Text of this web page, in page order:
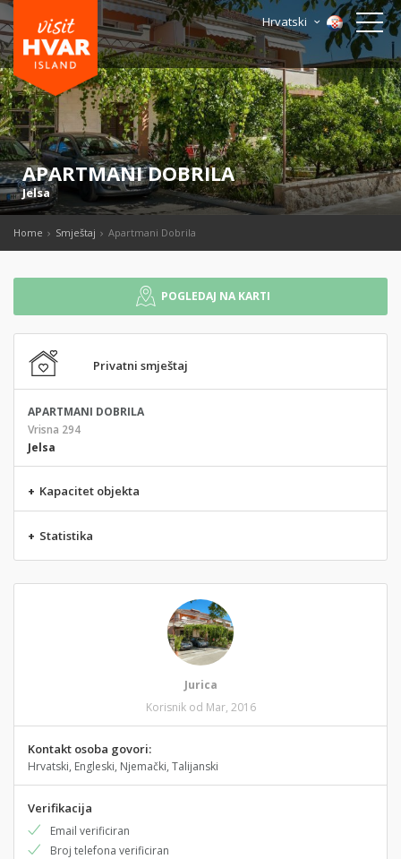
Hrvatski
APARTMANI DOBRILA
Jelsa
Home Smještaj Apartmani Dobrila
POGLEDAJ NA KARTI
Privatni smještaj
APARTMANI DOBRILA
Vrisna 294
Jelsa
+ Kapacitet objekta
+ Statistika
Jurica
Korisnik od Mar, 2016
Kontakt osoba govori:
Hrvatski, Engleski, Njemački, Talijanski
Verifikacija
Email verificiran
Broj telefona verificiran